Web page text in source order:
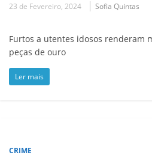
23 de Fevereiro, 2024 Sofia Quintas
Furtos a utentes idosos renderam
peças de ouro
Ler mais
CRIME